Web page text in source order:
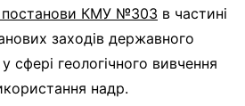
постанови КМУ №303 в частині
заходів державного
сфері геологічного вивчення
надр.